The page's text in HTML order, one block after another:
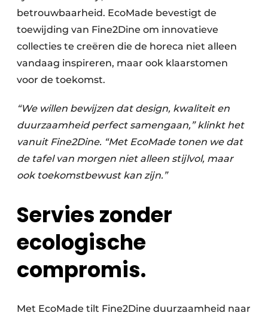
betrouwbaarheid. EcoMade bevestigt de
toewijding van Fine2Dine om innovatieve
collecties te creëren die de horeca niet alleen
vandaag inspireren, maar ook klaarstomen
voor de toekomst.
“We willen bewijzen dat design, kwaliteit en
duurzaamheid perfect samengaan,” klinkt het
vanuit Fine2Dine. “Met EcoMade tonen we dat
de tafel van morgen niet alleen stijlvol, maar
ook toekomstbewust kan zijn.”
Servies zonder
ecologische
compromis.
Met EcoMade tilt Fine2Dine duurzaamheid naar